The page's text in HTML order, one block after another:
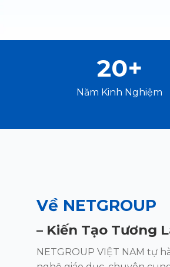
20+
Năm Kinh Nghiệm
Về NETGROUP
– Kiến Tạo Tương
NETGROUP VIỆT NAM tự